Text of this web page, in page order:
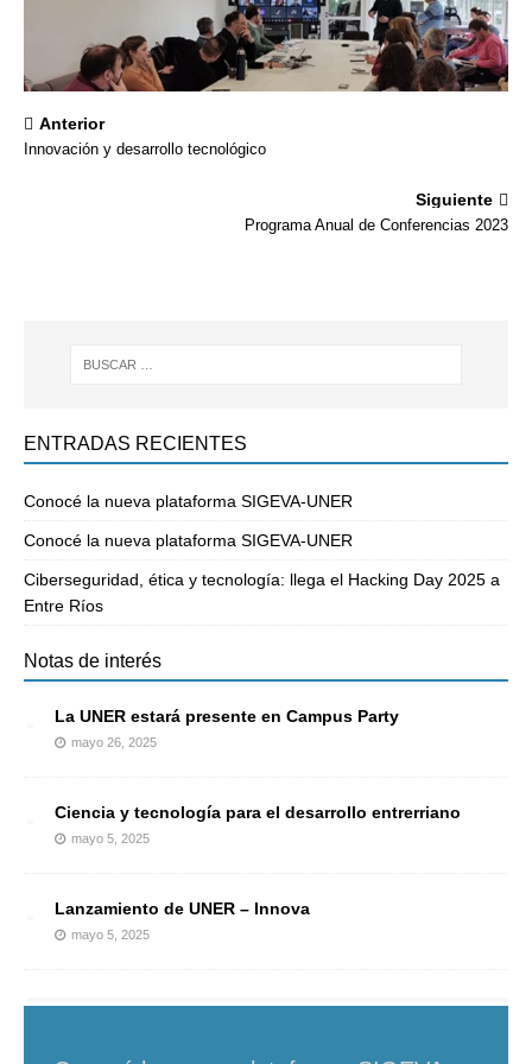
Anterior
Innovación y desarrollo tecnológico
Siguiente
Programa Anual de Conferencias 2023
ENTRADAS RECIENTES
Conocé la nueva plataforma SIGEVA-UNER
Conocé la nueva plataforma SIGEVA-UNER
Ciberseguridad, ética y tecnología: llega el Hacking Day 2025 a
Entre Ríos
Notas de interés
La UNER estará presente en Campus Party
mayo 26, 2025
Ciencia y tecnología para el desarrollo entrerriano
mayo 5, 2025
Lanzamiento de UNER – Innova
mayo 5, 2025